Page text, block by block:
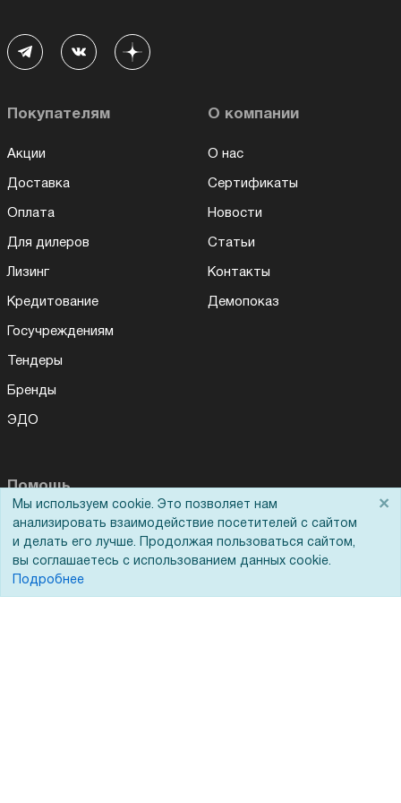
Покупателям
Акции
Доставка
Оплата
Для дилеров
Лизинг
Кредитование
Госучреждениям
Тендеры
Бренды
ЭДО
О компании
О нас
Сертификаты
Новости
Статьи
Контакты
Демопоказ
Помощь
Вопрос-ответ
Реквизиты
Гарантии и возврат
Мы используем cookie. Это позволяет нам
анализировать взаимодействие посетителей с сайтом
и делать его лучше. Продолжая пользоваться сайтом,
вы соглашаетесь с использованием данных cookie.
Подробнее
×